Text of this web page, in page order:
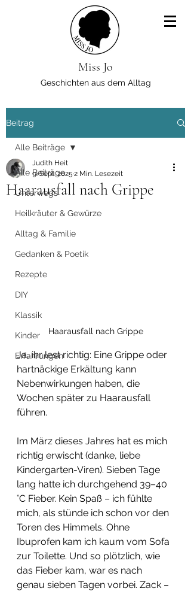
Miss Jo
Geschichten aus dem Alltag
Beitrag
Alle Beiträge
Unterwegs
Heilkräuter & Gewürze
Alltag & Familie
Gedanken & Poetik
Rezepte
DIY
Klassik
Kinder
Erfahrungen
Alle Beiträge
Haarausfall nach Grippe
Judith Heit
9. Sept. 2025 2 Min. Lesezeit
Haarausfall nach Grippe
Ja, ihr lest richtig: Eine Grippe oder
hartnäckige Erkältung kann
Nebenwirkungen haben, die
Wochen später zu Haarausfall
führen.
Im März dieses Jahres hat es mich
richtig erwischt (danke, liebe
Kindergarten-Viren). Sieben Tage
lang hatte ich durchgehend 39–40
°C Fieber. Kein Spaß – ich fühlte
mich, als stünde ich schon vor den
Toren des Himmels. Ohne
Ibuprofen kam ich kaum vom Sofa
zur Toilette. Und so plötzlich, wie
das Fieber kam, war es nach
genau sieben Tagen vorbei. Zack –